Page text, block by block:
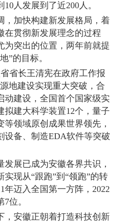
人发展到了近200人。
，加快构建新发展格局，着
在贯彻新发展理念的过程
为突出的位置，两年前就提
”的目标。
省长王清宪在政府工作报
地建设实现重大突破，合
动建设，全国首个国家级实
拟建大科学装置12个，量子
领域原创成果世界领先，
设备、制造EDA软件等突破
展已成为安徽各界共识，
现从“跟跑”到“领跑”的转
年迈入全国第一方阵，2022
位。
，安徽正朝着打造科技创新